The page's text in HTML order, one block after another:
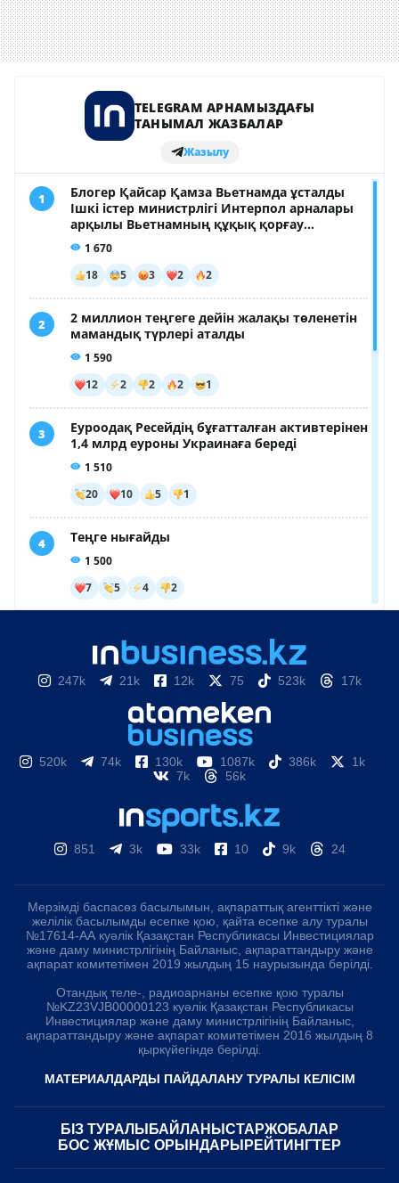
247k 21k 12k 75 523k 17k
520k 74k 130k 1087k 386k
1k
7k
56k
851 3k 33k 10 9k 24
Мерзімді баспасөз басылымын, ақпараттық агенттікті және
желілік басылымды есепке қою, қайта есепке алу туралы
№17614-АА куәлік Қазақстан Республикасы Инвестициялар
және даму министрлігінің Байланыс, ақпараттандыру және
ақпарат комитетімен 2019 жылдың 15 наурызында берілді.
Отандық теле-, радиоарнаны есепке қою туралы
№KZ23VJB00000123 куәлік Қазақстан Республикасы
Инвестициялар және даму министрлігінің Байланыс,
ақпараттандыру және ақпарат комитетімен 2016 жылдың 8
қыркүйегінде берілді.
МАТЕРИАЛДАРДЫ ПАЙДАЛАНУ ТУРАЛЫ КЕЛІСІМ
БІЗ ТУРАЛЫ БАЙЛАНЫСТАРЖОБАЛАР
БОС ЖҰМЫС ОРЫНДАРЫ РЕЙТИНГТЕР